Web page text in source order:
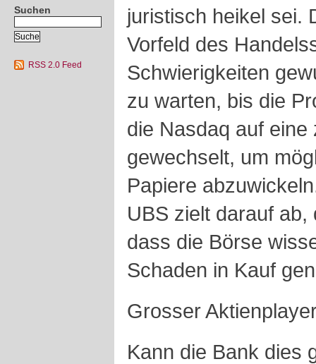
Suchen
RSS 2.0 Feed
juristisch heikel sei.
Vorfeld des
Schwierigkeiten
zu warten, bis die
die Nasdaq auf eine
gewechselt, um
Papiere
UBS zielt darauf
dass die Börse
Schaden in Kauf
Grosser
Kann die Bank dies